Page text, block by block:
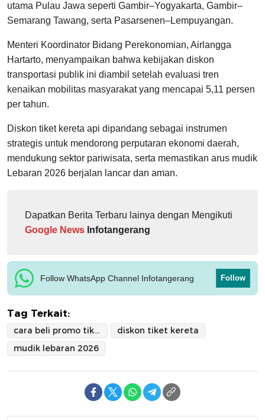
utama Pulau Jawa seperti Gambir–Yogyakarta, Gambir–
Semarang Tawang, serta Pasarsenen–Lempuyangan.
Menteri Koordinator Bidang Perekonomian, Airlangga
Hartarto, menyampaikan bahwa kebijakan diskon
transportasi publik ini diambil setelah evaluasi tren
kenaikan mobilitas masyarakat yang mencapai 5,11 persen
per tahun.
Diskon tiket kereta api dipandang sebagai instrumen
strategis untuk mendorong perputaran ekonomi daerah,
mendukung sektor pariwisata, serta memastikan arus mudik
Lebaran 2026 berjalan lancar dan aman.
Dapatkan Berita Terbaru lainya dengan Mengikuti
Google News Infotangerang
Follow WhatsApp Channel Infotangerang Follow
Tag Terkait:
cara beli promo tiket kereta
diskon tiket kereta
mudik lebaran 2026